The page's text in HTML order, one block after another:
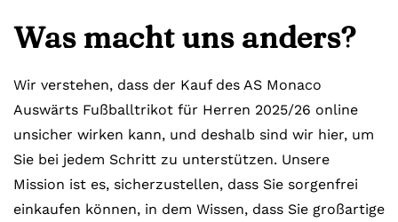
Was macht uns anders?
Wir verstehen, dass der Kauf des AS Monaco
Auswärts Fußballtrikot für Herren 2025/26 online
unsicher wirken kann, und deshalb sind wir hier, um
Sie bei jedem Schritt zu unterstützen. Unsere
Mission ist es, sicherzustellen, dass Sie sorgenfrei
einkaufen können, in dem Wissen, dass Sie großartige